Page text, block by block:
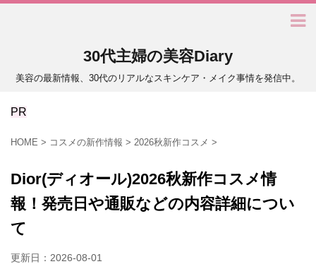
30代主婦の美容Diary
美容の最新情報、30代のリアルなスキンケア・メイク事情を発信中。
PR
HOME > コスメの新作情報 > 2026秋新作コスメ >
Dior(ディオール)2026秋新作コスメ情
報！発売日や通販などの内容詳細につい
て
更新日： 2026-08-01